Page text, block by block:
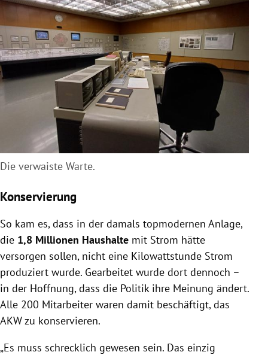
Die verwaiste Warte.
Konservierung
So kam es, dass in der damals topmodernen Anlage,
die 1,8 Millionen Haushalte mit Strom hätte
versorgen sollen, nicht eine Kilowattstunde Strom
produziert wurde. Gearbeitet wurde dort dennoch –
in der Hoffnung, dass die Politik ihre Meinung ändert.
Alle 200 Mitarbeiter waren damit beschäftigt, das
AKW zu konservieren.
„Es muss schrecklich gewesen sein. Das einzig